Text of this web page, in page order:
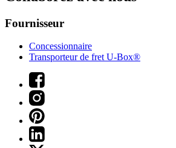
Fournisseur
Concessionnaire
Transporteur de fret U-Box®